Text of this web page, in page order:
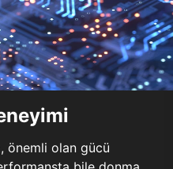
önemli olan gücü